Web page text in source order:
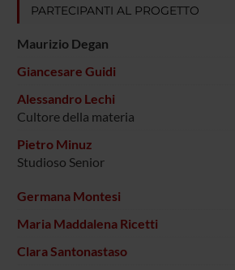
PARTECIPANTI AL PROGETTO
Maurizio Degan
Giancesare Guidi
Alessandro Lechi
Cultore della materia
Pietro Minuz
Studioso Senior
Germana Montesi
Maria Maddalena Ricetti
Clara Santonastaso